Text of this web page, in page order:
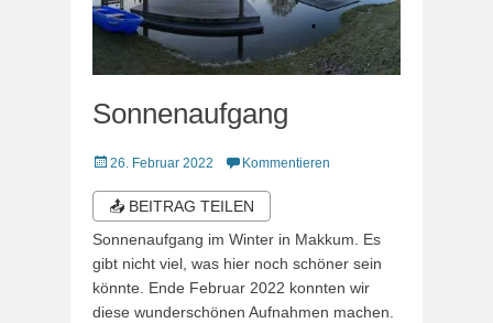
Sonnenaufgang
Veröffentlicht
26. Februar 2022 Kommentieren
📤 BEITRAG TEILEN
Sonnenaufgang im Winter in Makkum. Es
gibt nicht viel, was hier noch schöner sein
könnte. Ende Februar 2022 konnten wir
diese wunderschönen Aufnahmen machen.